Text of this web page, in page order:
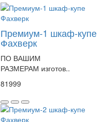
Премиум-1 шкаф-купе
Фахверк
ПО ВАШИМ
РАЗМЕРАМ изготов..
81999